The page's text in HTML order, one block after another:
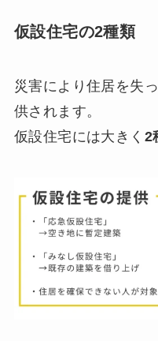
仮設住宅の2種類
災害により住居を失
供されます。
仮設住宅には大きく 2